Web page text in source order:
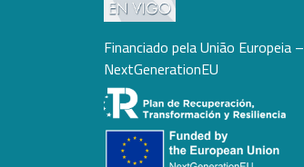
Financiado pela União Europeia –
NextGenerationEU